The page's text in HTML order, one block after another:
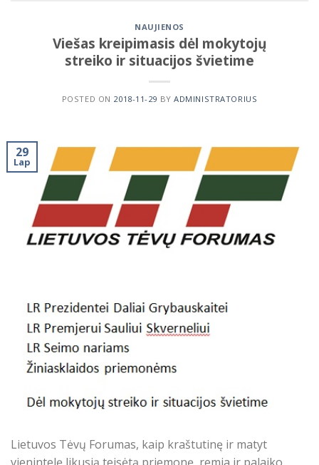
NAUJIENOS
Viešas kreipimasis dėl mokytojų
streiko ir situacijos švietime
POSTED ON 2018-11-29 BYADMINISTRATORIUS
29
Lap
Lietuvos Tėvų Forumas, kaip kraštutinę ir matyt